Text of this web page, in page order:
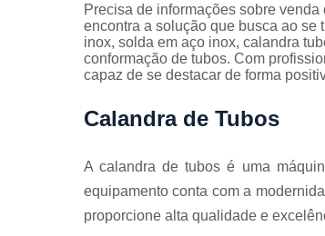
Precisa de informações sobre
encontra a solução que busca ao se
inox, solda em aço inox, calandra
conformação de tubos. Com
capaz de se destacar de forma
Calandra de Tubos
A calandra de tubos é uma
equipamento conta com a
proporcione alta qualidade e